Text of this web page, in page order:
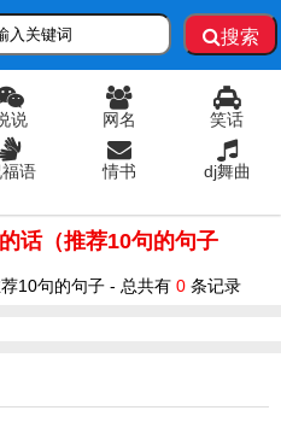
搜索
说 网名 笑话
语 情书 dj舞曲
话（推荐10句的句子
10句的句子 - 总共有 0条记录